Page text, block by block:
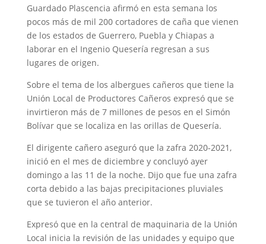
Guardado Plascencia afirmó en esta semana los
pocos más de mil 200 cortadores de caña que vienen
de los estados de Guerrero, Puebla y Chiapas a
laborar en el Ingenio Quesería regresan a sus
lugares de origen.
Sobre el tema de los albergues cañeros que tiene la
Unión Local de Productores Cañeros expresó que se
invirtieron más de 7 millones de pesos en el Simón
Bolívar que se localiza en las orillas de Quesería.
El dirigente cañero aseguró que la zafra 2020-2021,
inició en el mes de diciembre y concluyó ayer
domingo a las 11 de la noche. Dijo que fue una zafra
corta debido a las bajas precipitaciones pluviales
que se tuvieron el año anterior.
Expresó que en la central de maquinaria de la Unión
Local inicia la revisión de las unidades y equipo que